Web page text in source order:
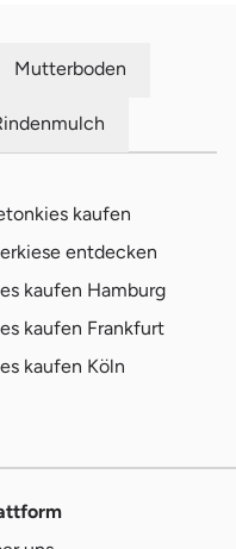
Mutterboden
kaufen
entdecken
kaufen Hamburg
kaufen Frankfurt
kaufen Köln